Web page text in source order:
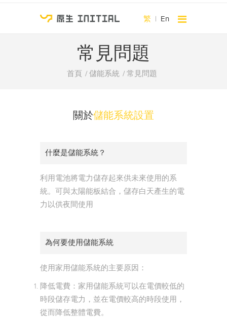
繁 | En
常見問題
首頁 儲能系統 常見問題
關於儲能系統設置
什麼是儲能系統？
利用電池將電力儲存起來供未來使用的系
統。可與太陽能板結合，儲存白天產生的電
力以供夜間使用
為何要使用儲能系統
使用家用儲能系統的主要原因：
降低電費：家用儲能系統可以在電價較低的
時段儲存電力，並在電價較高的時段使用，
從而降低整體電費。